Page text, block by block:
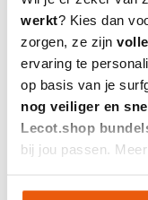
werkt? Kies dan
zorgen, ze zijn
ervaring te
op basis van je
nog veiliger en
Lecot.shop
bij jou passen.
Steekbeitels
Tangen
Tuin
Verfborstels- en